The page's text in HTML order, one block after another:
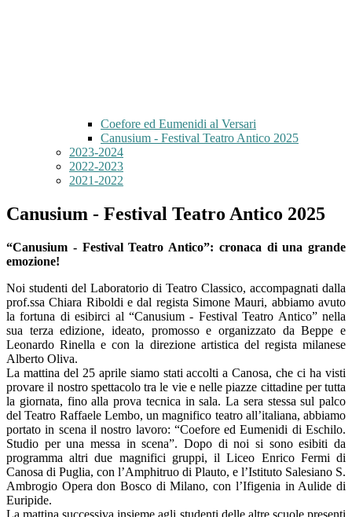
Coefore ed Eumenidi al Versari
Canusium - Festival Teatro Antico 2025
2023-2024
2022-2023
2021-2022
Canusium - Festival Teatro Antico 2025
“Canusium - Festival Teatro Antico”: cronaca di una grande
emozione!
Noi studenti del Laboratorio di Teatro Classico, accompagnati dalla
prof.ssa Chiara Riboldi e dal regista Simone Mauri, abbiamo avuto
la fortuna di esibirci al “Canusium - Festival Teatro Antico” nella
sua terza edizione, ideato, promosso e organizzato da Beppe e
Leonardo Rinella e con la direzione artistica del regista milanese
Alberto Oliva.
La mattina del 25 aprile siamo stati accolti a Canosa, che ci ha visti
provare il nostro spettacolo tra le vie e nelle piazze cittadine per tutta
la giornata, fino alla prova tecnica in sala. La sera stessa sul palco
del Teatro Raffaele Lembo, un magnifico teatro all’italiana, abbiamo
portato in scena il nostro lavoro: “Coefore ed Eumenidi di Eschilo.
Studio per una messa in scena”. Dopo di noi si sono esibiti da
programma altri due magnifici gruppi, il Liceo Enrico Fermi di
Canosa di Puglia, con l’Amphitruo di Plauto, e l’Istituto Salesiano S.
Ambrogio Opera don Bosco di Milano, con l’Ifigenia in Aulide di
Euripide.